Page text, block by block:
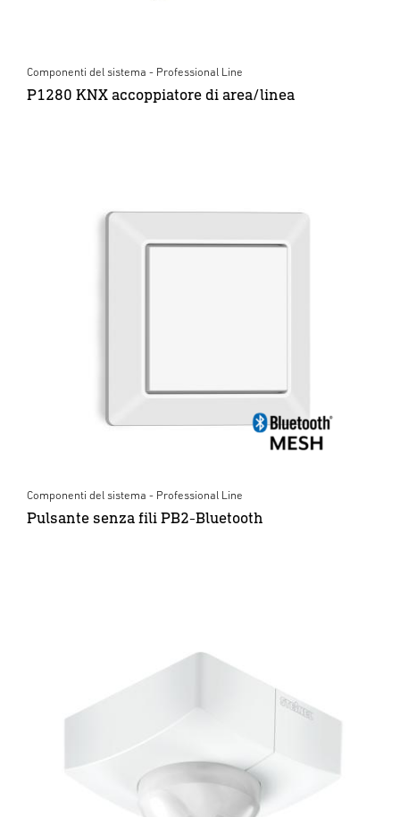
Componenti del sistema - Professional Line
P1280 KNX accoppiatore di area/linea
Componenti del sistema - Professional Line
Pulsante senza fili PB2-Bluetooth